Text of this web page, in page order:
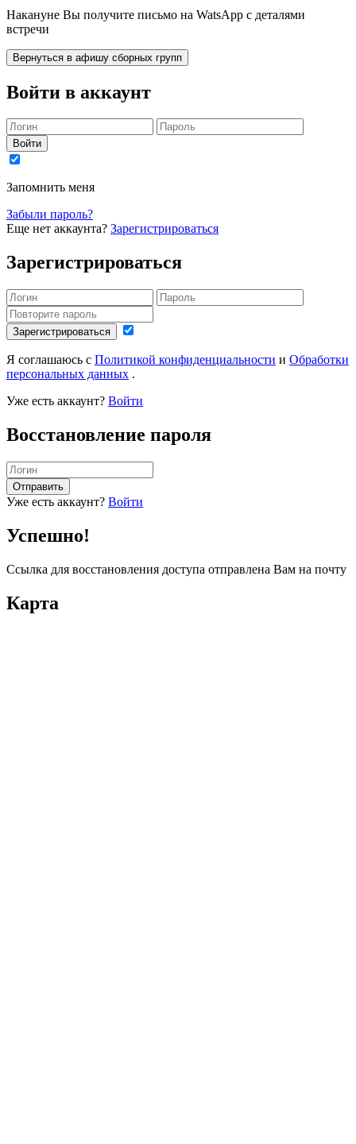
Накануне Вы получите письмо на WatsApp с деталями
встречи
Вернуться в афишу сборных групп
Войти в аккаунт
Войти
Запомнить меня
Забыли пароль?
Еще нет аккаунта? Зарегистрироваться
Зарегистрироваться
Зарегистрироваться
Я соглашаюсь с Политикой конфиденциальности и Обработки
персональных данных .
Уже есть аккаунт? Войти
Восстановление пароля
Отправить
Уже есть аккаунт? Войти
Успешно!
Ссылка для восстановления доступа отправлена Вам на почту
Карта